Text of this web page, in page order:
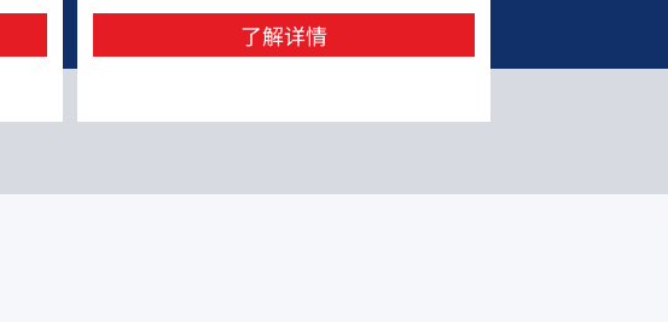
防止泄漏，减少漆膜形成，有效降低磨损。
良好的低温流动性，更好的油膜保护有助于
预防变速箱渗漏、打滑、颤抖和磨损等问
了解详情